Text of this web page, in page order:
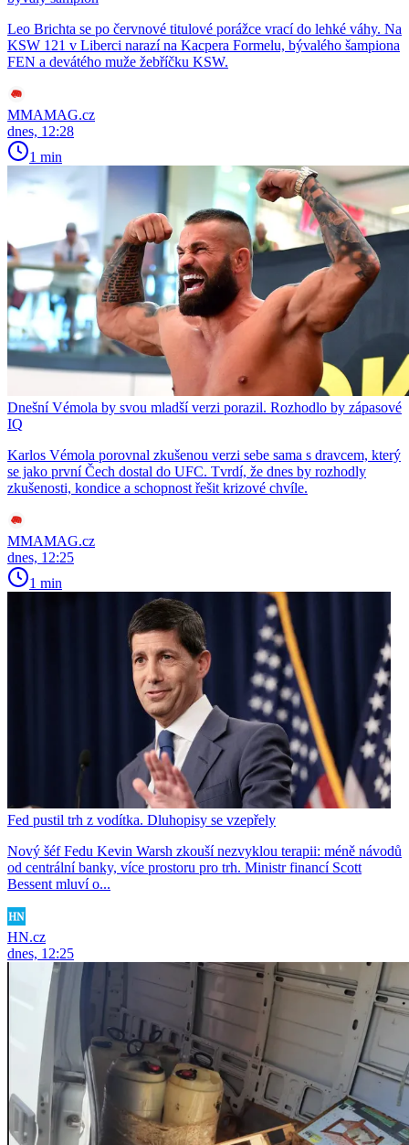
Leo Brichta se po červnové titulové porážce vrací do lehké váhy. Na
KSW 121 v Liberci narazí na Kacpera Formelu, bývalého šampiona
FEN a devátého muže žebříčku KSW.
MMAMAG.cz
dnes, 12:28
1 min
Dnešní Vémola by svou mladší verzi porazil. Rozhodlo by zápasové
IQ
Karlos Vémola porovnal zkušenou verzi sebe sama s dravcem, který
se jako první Čech dostal do UFC. Tvrdí, že dnes by rozhodly
zkušenosti, kondice a schopnost řešit krizové chvíle.
MMAMAG.cz
dnes, 12:25
1 min
Fed pustil trh z vodítka. Dluhopisy se vzepřely
Nový šéf Fedu Kevin Warsh zkouší nezvyklou terapii: méně návodů
od centrální banky, více prostoru pro trh. Ministr financí Scott
Bessent mluví o...
HN.cz
dnes, 12:25